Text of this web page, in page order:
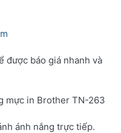
được báo giá nhanh và
mực in Brother TN-263
ánh nắng trực tiếp.